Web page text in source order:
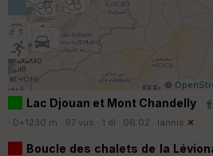
©
Lac Djouan et Mont Chandelly
· D+1230 m · 97 vus · 1 dl · 06:02 · Iannis
Boucle des chalets de la